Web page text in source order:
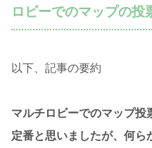
ロビーでのマップの投
以下、記事の要約
マルチロビーでのマップ投
定番と思いましたが、何